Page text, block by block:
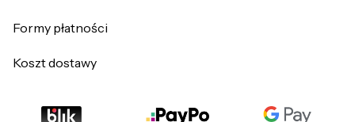
Formy płatności
Koszt dostawy